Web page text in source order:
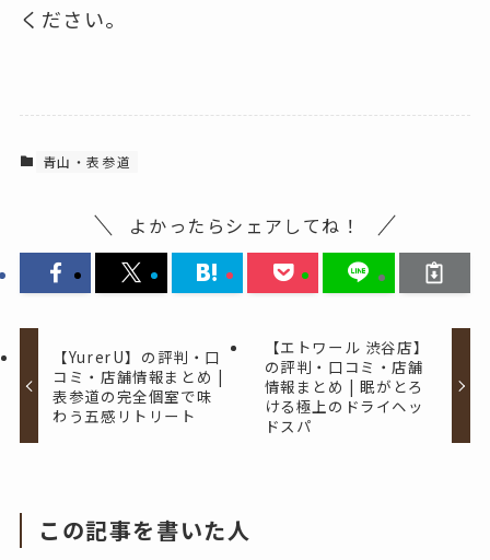
ください。
青山・表参道
よかったらシェアしてね！
【YurerU】の評判・口
コミ・店舗情報まとめ |
表参道の完全個室で味
わう五感リトリート
【エトワール 渋谷店】
の評判・口コミ・店舗
情報まとめ | 眠がとろ
ける極上のドライヘッ
ドスパ
この記事を書いた人